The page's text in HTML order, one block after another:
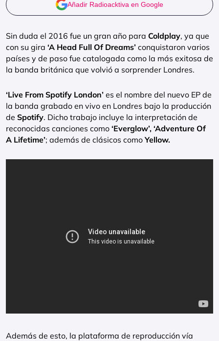
Añadir Radioacktiva en Google
Sin duda el 2016 fue un gran año para Coldplay, ya que
con su gira ‘A Head Full Of Dreams’ conquistaron varios
países y de paso fue catalogada como la más exitosa de
la banda británica que volvió a sorprender Londres.
‘Live From Spotify London’ es el nombre del nuevo EP de
la banda grabado en vivo en Londres bajo la producción
de Spotify. Dicho trabajo incluye la interpretación de
reconocidas canciones como ‘Everglow’, ‘Adventure Of
A Lifetime’; además de clásicos como Yellow.
Además de esto, la plataforma de reproducción vía